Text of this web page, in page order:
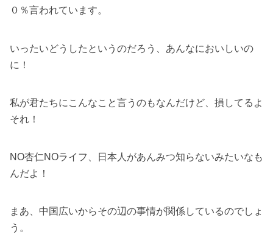
０％言われています。
いったいどうしたというのだろう、あんなにおいしいの
に！
私が君たちにこんなこと言うのもなんだけど、損してるよ
それ！
NO杏仁NOライフ、日本人があんみつ知らないみたいなも
んだよ！
まあ、中国広いからその辺の事情が関係しているのでしょ
う。